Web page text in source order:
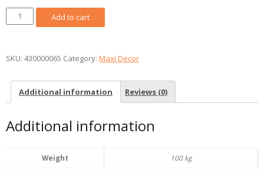
-
100ml
Add to cart
SKU: 430000065 Category: Maxi Decor
Additional information Reviews (0)
Additional information
Weight 100 kg